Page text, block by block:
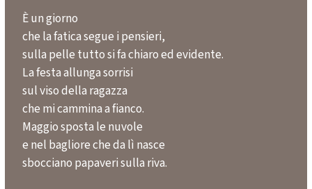
È un giorno
che la fatica segue i pensieri,
sulla pelle tutto si fa chiaro ed evidente.
La festa allunga sorrisi
sul viso della ragazza
che mi cammina a fianco.
Maggio sposta le nuvole
e nel bagliore che da lì nasce
sbocciano papaveri sulla riva.